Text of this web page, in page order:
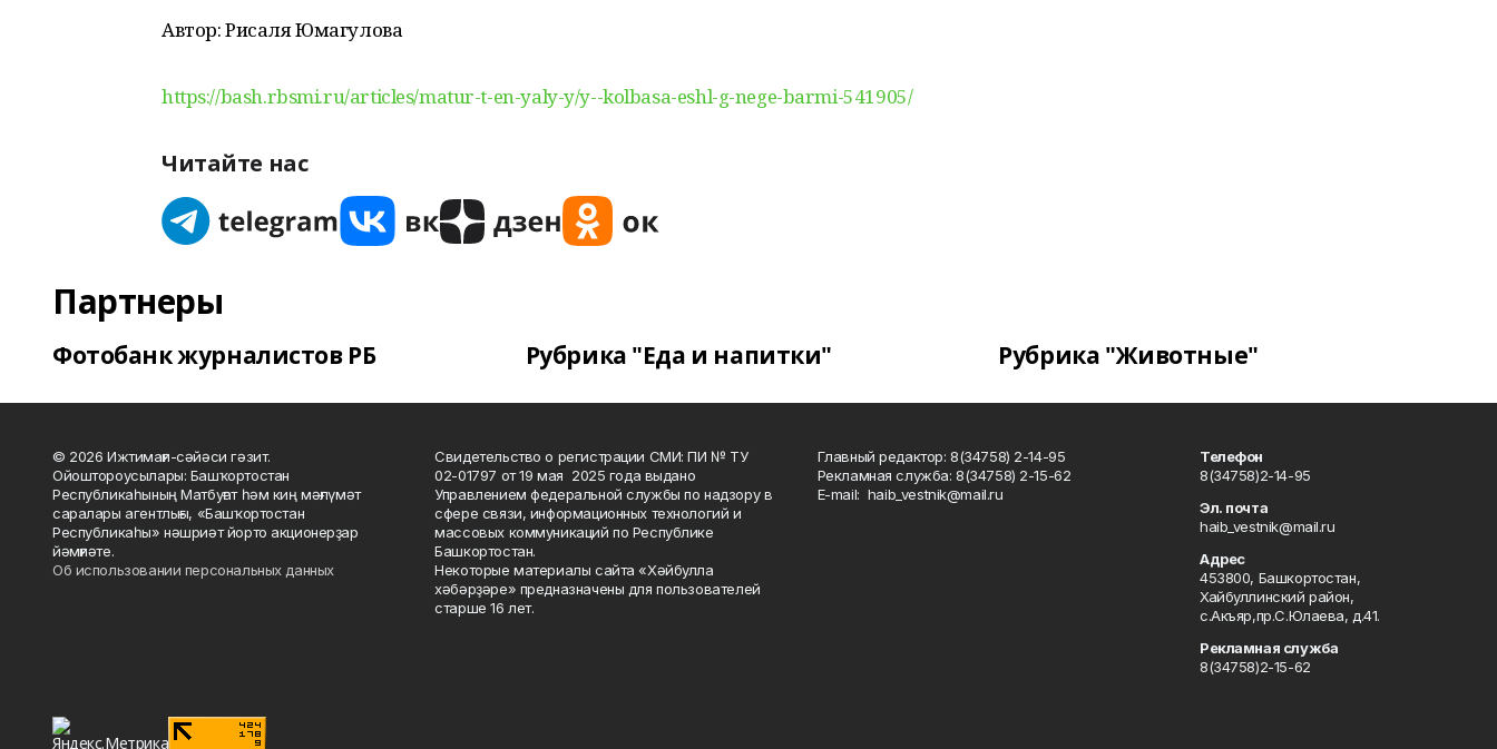
Автор: Рисаля Юмагулова
https://bash.rbsmi.ru/articles/matur-t-en-yaly-y/y--kolbasa-eshl-g-nege-barmi-541905/
Читайте нас
Партнеры
Фотобанк журналистов РБ Рубрика "Еда и напитки" Рубрика "Животные"
© 2026 Ижтимағи-сәйәси гәзит.
Ойоштороусылары: Башҡортостан
Республикаһының Матбуғат һәм киң мәғлүмәт
саралары агентлығы, «Башҡортостан
Республикаһы» нәшриәт йорто акционерҙар
йәмғиәте.
Об использовании персональных данных
Свидетельство о регистрации СМИ: ПИ № ТУ
02-01797 от 19 мая 2025 года выдано
Управлением федеральной службы по надзору в
сфере связи, информационных технологий и
массовых коммуникаций по Республике
Башкортостан.
Некоторые материалы сайта «Хәйбулла
хәбәрҙәре» предназначены для пользователей
старше 16 лет.
Главный редактор: 8(34758) 2-14-95
Рекламная служба: 8(34758) 2-15-62
Е-mаil: haib_vestnik@mail.ru
Телефон
8(34758)2-14-95
Эл. почта
haib_vestnik@mail.ru
Адрес
453800, Башкортостан,
Хайбуллинский район,
с.Акъяр,пр.С.Юлаева, д.41.
Рекламная служба
8(34758)2-15-62